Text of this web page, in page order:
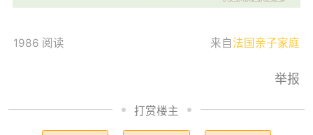
1986 阅读 来自法国亲子家庭
举报
打赏楼主